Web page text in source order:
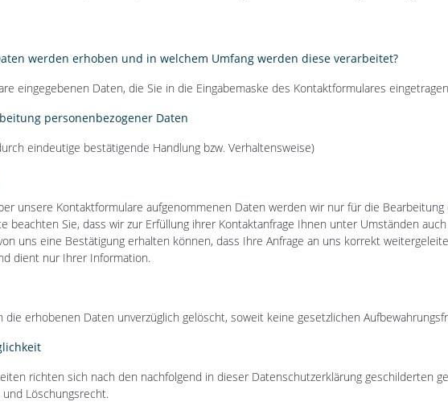
werden erhoben und in welchem Umfang werden diese verarbeitet?
eingegebenen Daten, die Sie in die Eingabemaske des Kontaktformulares
personenbezogener Daten
eindeutige bestätigende Handlung bzw. Verhaltensweise)
unsere Kontaktformulare aufgenommenen Daten werden wir nur für die
beachten Sie, dass wir zur Erfüllung ihrer Kontaktanfrage Ihnen unter Umständen
uns eine Bestätigung erhalten können, dass Ihre Anfrage an uns korrekt
dient nur Ihrer Information.
die erhobenen Daten unverzüglich gelöscht, soweit keine gesetzlichen
richten sich nach den nachfolgend in dieser Datenschutzerklärung geschilderten
Löschungsrecht.